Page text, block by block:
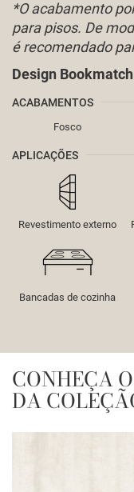
*O acabamento
para pisos. De
é recomendado
Design Bookmatch
ACABAMENTOS
Fosco
APLICAÇÕES
Revestimento externo
Bancadas de cozinha
CONHEÇA
DA